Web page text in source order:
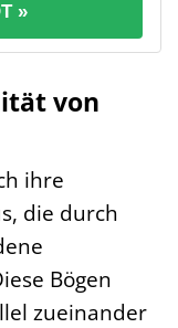
»
von
ihre
die durch
Bögen
zueinander